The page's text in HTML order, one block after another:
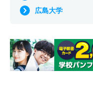
広島大学